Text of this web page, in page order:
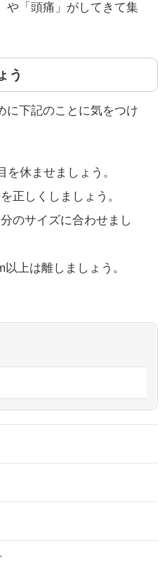
や「頭痛」がしてきて集
う
に下記のことに気をつけ
を休ませましょう。
正しくしましょう。
のサイズに合わせまし
上は離しましょう。